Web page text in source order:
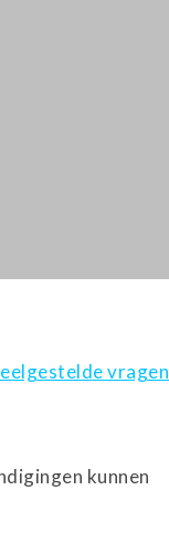
vragen
kunnen